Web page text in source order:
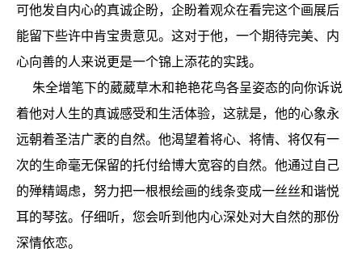
可他发自内心的真诚企盼，企盼着观众在看完这个画展后
能留下些许中肯宝贵意见。这对于他，一个期待完美、内
心向善的人来说更是一个锦上添花的实践。
朱全增笔下的葳葳草木和艳艳花鸟各呈姿态的向你诉说
着他对人生的真诚感受和生活体验，这就是，他的心象永
远朝着圣洁广袤的自然。他渴望着将心、将情、将仅有一
次的生命毫无保留的托付给博大宽容的自然。他通过自己
的殚精竭虑，努力把一根根绘画的线条变成一丝丝和谐悦
耳的琴弦。仔细听，您会听到他内心深处对大自然的那份
深情依恋。